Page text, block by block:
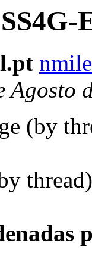
Agosto
(by